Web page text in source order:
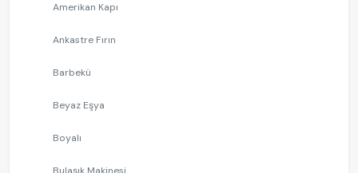
Amerikan Kapı
Ankastre Fırın
Barbekü
Beyaz Eşya
Boyalı